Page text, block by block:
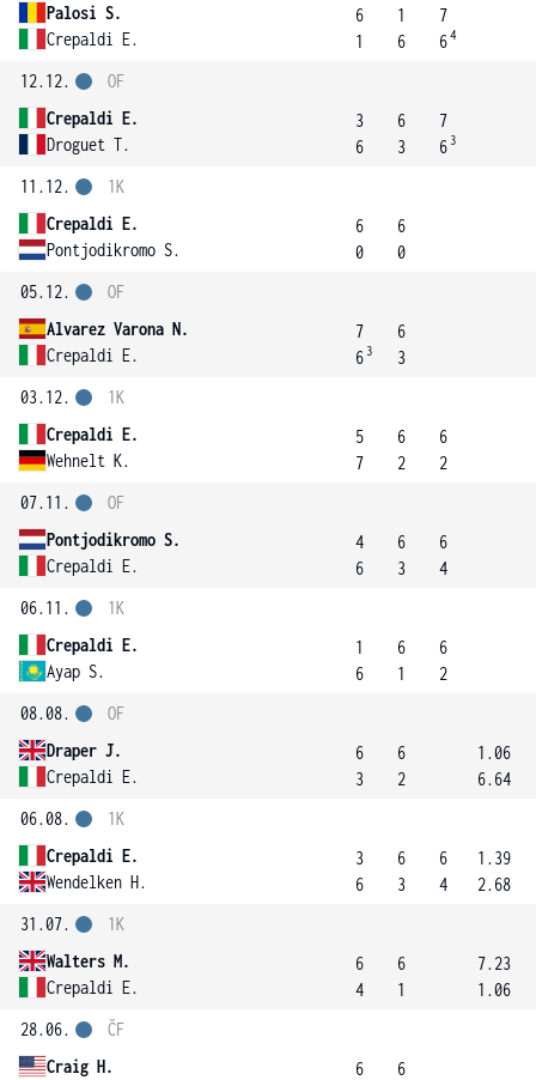
Palosi S.
Crepaldi E.
6
1
1
6
7
64
12.12.
Crepaldi E.
Droguet T.
OF
3
6
6
3
7
6 3
11.12.
Crepaldi E.
Pontjodikromo S.
1K
6
0
6
0
05.12.
Alvarez Varona N.
Crepaldi E.
OF
7
6 3
6
3
03.12.
Crepaldi E.
Wehnelt K.
1K
5
7
6
2
6
2
07.11.
Pontjodikromo S.
Crepaldi E.
OF
4
6
6
3
6
4
06.11.
Crepaldi E.
Ayap S.
1K
1
6
6
1
6
2
08.08.
Draper J.
Crepaldi E.
OF
6
3
6
2
1.06
6.64
06.08.
Crepaldi E.
Wendelken H.
1K
3
6
6
3
6
4
1.39
2.68
31.07.
Walters M.
Crepaldi E.
1K
6
4
6
1
7.23
1.06
28.06.
Craig H.
ČF
6
6